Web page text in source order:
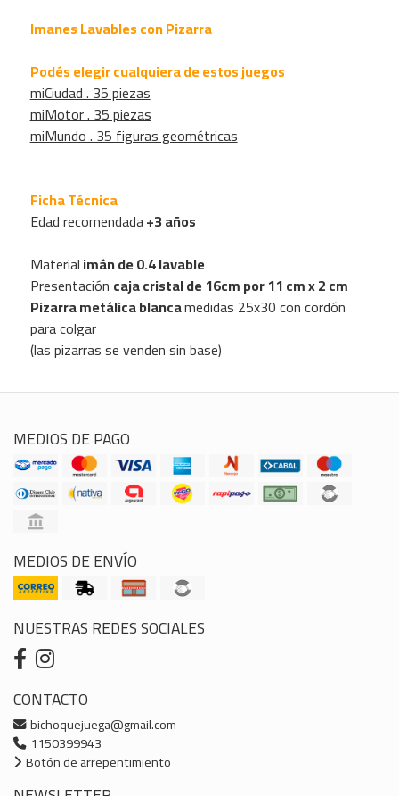
Imanes Lavables con Pizarra
Podés elegir cualquiera de estos juegos
miCiudad . 35 piezas
miMotor . 35 piezas
miMundo . 35 figuras geométricas
Ficha Técnica
Edad recomendada+3 años
Materialimán de 0.4 lavable
Presentación caja cristal de 16cm por 11 cm x 2 cm
Pizarra metálica blancamedidas 25x30 con cordón
para colgar
(las pizarras se venden sin base)
MEDIOS DE PAGO
MEDIOS DE ENVÍO
NUESTRAS REDES SOCIALES
CONTACTO
bichoquejuega@gmail.com
1150399943
Botón de arrepentimiento